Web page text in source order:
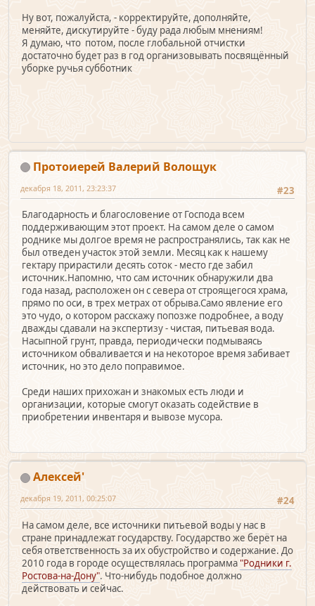
Ну вот, пожалуйста, - корректируйте, дополняйте,
меняйте, дискутируйте - буду рада любым мнениям!
Я думаю, что потом, после глобальной отчистки
достаточно будет раз в год организовывать посвящённый
уборке ручья субботник
Протоиерей Валерий Волощук
#23
декабря 18, 2011, 23:23:37
Благодарность и благословение от Господа всем
поддерживающим этот проект. На самом деле о самом
роднике мы долгое время не распространялись, так как не
был отведен участок этой земли. Месяц как к нашему
гектару прирастили десять соток - место где забил
источник.Напомню, что сам источник обнаружили два
года назад, расположен он с севера от строящегося храма,
прямо по оси, в трех метрах от обрыва.Само явление его
это чудо, о котором расскажу попозже подробнее, а воду
дважды сдавали на экспертизу - чистая, питьевая вода.
Насыпной грунт, правда, периодически подмываясь
источником обваливается и на некоторое время забивает
источник, но это дело поправимое.
Среди наших прихожан и знакомых есть люди и
организации, которые смогут оказать содействие в
приобретении инвентаря и вывозе мусора.
Алексей'
#24
декабря 19, 2011, 00:25:07
На самом деле, все источники питьевой воды у нас в
стране принадлежат государству. Государство же берёт на
себя ответственность за их обустройство и содержание. До
2010 года в городе осуществлялась программа"Родники г.
Ростова-на-Дону". Что-нибудь подобное должно
действовать и сейчас.